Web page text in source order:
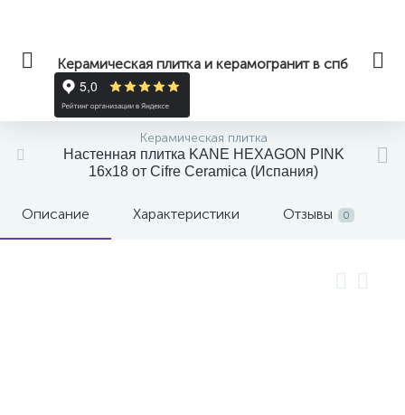
Керамическая плитка и керамогранит в спб
Керамическая плитка
Настенная плитка KANE HEXAGON PINK
16x18 от Cifre Ceramica (Испания)
Описание Характеристики Отзывы 0